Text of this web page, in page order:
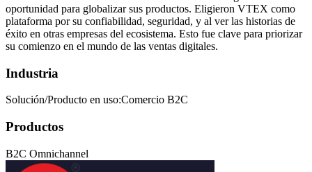
oportunidad para globalizar sus productos. Eligieron VTEX como
plataforma por su confiabilidad, seguridad, y al ver las historias de
éxito en otras empresas del ecosistema. Esto fue clave para priorizar
su comienzo en el mundo de las ventas digitales.
Industria
Solución/Producto en uso:Comercio B2C
Productos
B2C Omnichannel